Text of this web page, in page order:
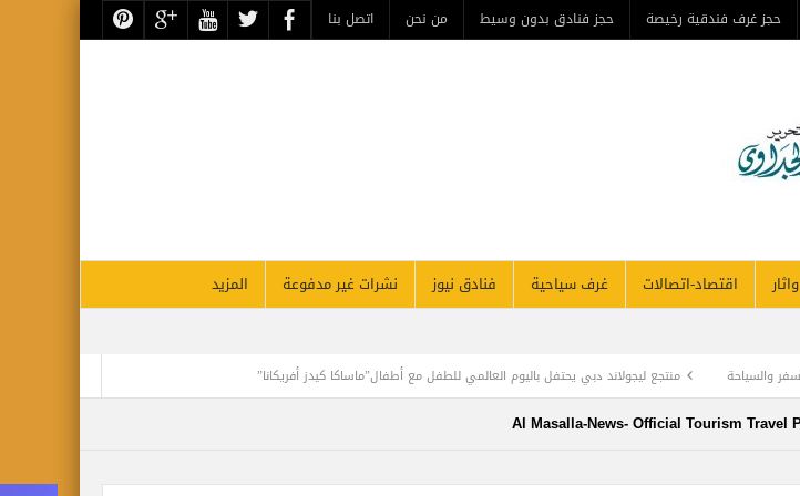
حجز غرف فندقية رخيصة حجز فنادق بدون وسيط من نحن اتصل بنا
اقتصاد-اتصالات غرف سياحية فنادق نيوز نشرات غير مدفوعة
المزيد
والسياحة
منتجع ليجولاند دبي يحتفل باليوم العالمي للطفل مع أطفال”ماساكا كيدز أفريكانا”
وفد روماني يزور دير سانت كاترين للترويج لمشروع التجلي الأعظم.. تقرير أثري
Al Masalla-News- Official Tourism Travel